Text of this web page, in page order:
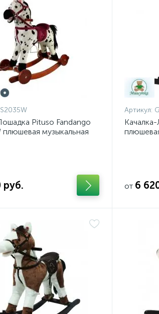
Pituso Fandango
плюшевая музыкальная
руб.
Артикул:
от 6